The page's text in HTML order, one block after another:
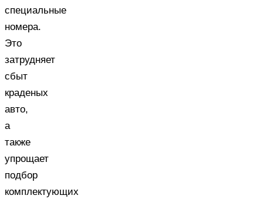
специальные
номера.
Это
затрудняет
сбыт
краденых
авто,
а
также
упрощает
подбор
комплектующих